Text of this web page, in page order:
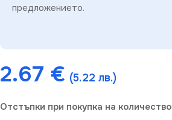
предложението.
2.67 € (5.22 лв.)
Отстъпки при покупка на количество